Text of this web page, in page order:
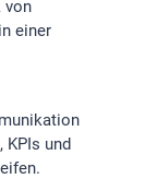
von
einer
KPIs und
anonym.